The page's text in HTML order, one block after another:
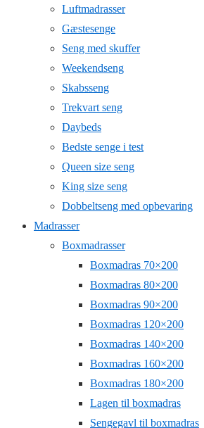
Luftmadrasser
Gæstesenge
Seng med skuffer
Weekendseng
Skabsseng
Trekvart seng
Daybeds
Bedste senge i test
Queen size seng
King size seng
Dobbeltseng med opbevaring
Madrasser
Boxmadrasser
Boxmadras 70×200
Boxmadras 80×200
Boxmadras 90×200
Boxmadras 120×200
Boxmadras 140×200
Boxmadras 160×200
Boxmadras 180×200
Lagen til boxmadras
Sengegavl til boxmadras